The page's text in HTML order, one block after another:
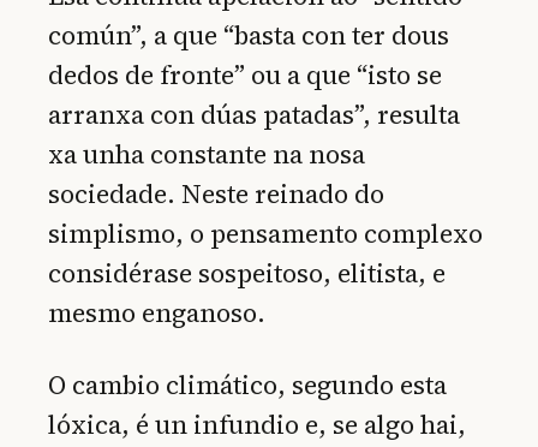
común”, a que “basta con ter dous
dedos de fronte” ou a que “isto se
arranxa con dúas patadas”, resulta
xa unha constante na nosa
sociedade. Neste reinado do
simplismo, o pensamento complexo
considérase sospeitoso, elitista, e
mesmo enganoso.
O cambio climático, segundo esta
lóxica, é un infundio e, se algo hai,